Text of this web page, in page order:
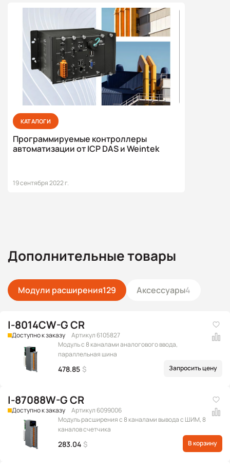
КАТАЛОГИ
Программируемые контроллеры
автоматизации от ICP DAS и Weintek
19 сентября 2022 г.
Дополнительные товары
Модули расширения129 Аксессуары4
I-8014CW-G CR
Доступно к заказу
Артикул 6105827
Модуль с 8 каналами аналогового ввода,
параллельная шина
478.85 $ Запросить цену
I-87088W-G CR
Доступно к заказу
Артикул 6099006
Модуль расширения c 8 каналами вывода с ШИМ, 8
каналов счетчика
283.04 $ В корзину